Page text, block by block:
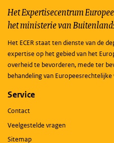
Het Expertisecentrum
het ministerie van
Het ECER staat ten dienste van de
expertise op het gebied van het
overheid te bevorderen, mede ter
behandeling van
Service
Contact
Veelgestelde vragen
Sitemap